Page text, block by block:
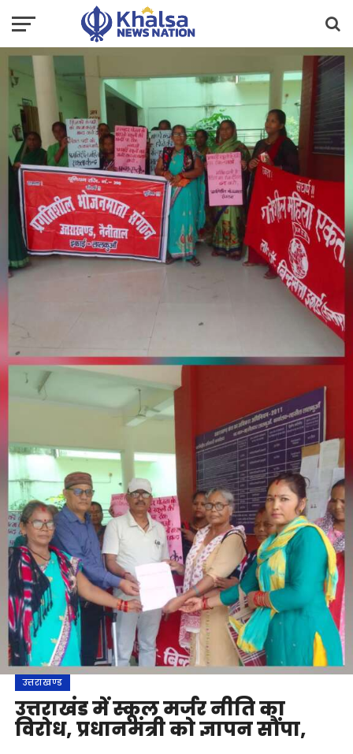
उत्तराखण्ड
उत्तराखंड में स्कूल मर्जर नीति का
विरोध, प्रधानमंत्री को ज्ञापन सौंपा,